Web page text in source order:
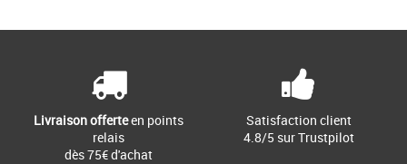
Livraison offerteen points
relais
dès 75€ d'achat
Satisfaction client
4.8/5 sur Trustpilot